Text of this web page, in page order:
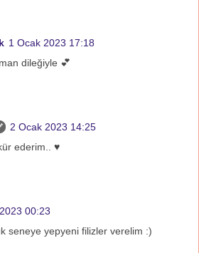
1 Ocak 2023 17:18
dileğiyle 💕
2 Ocak 2023 14:25
ederim.. ♥
00:23
seneye yepyeni filizler verelim :)